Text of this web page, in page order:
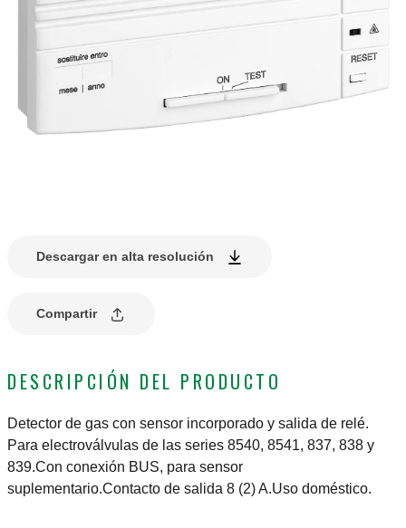
Descargar en alta resolución
Compartir
DESCRIPCIÓN DEL PRODUCTO
Detector de gas con sensor incorporado y salida de relé.
Para electroválvulas de las series 8540, 8541, 837, 838 y
839.Con conexión BUS, para sensor
suplementario.Contacto de salida 8 (2) A.Uso doméstico.